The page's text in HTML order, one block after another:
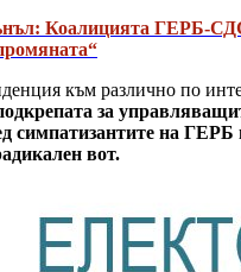
Коалицията ГЕРБ-
към различно по
за
симпатизантите на ГЕРБ
вот.